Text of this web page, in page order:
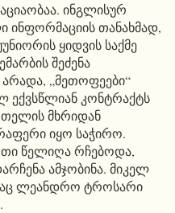
ინგლისურ
ინფორმაციის თანახმად,
ყიდვის საქმე
შეძენა
„მეთოფეები“
კონტრაქტს
მხრიდან
იყო საჭირო.
წელიღა რჩებოდა,
ამჯობინა. მიკელ
ლეანდრო ტროსარი